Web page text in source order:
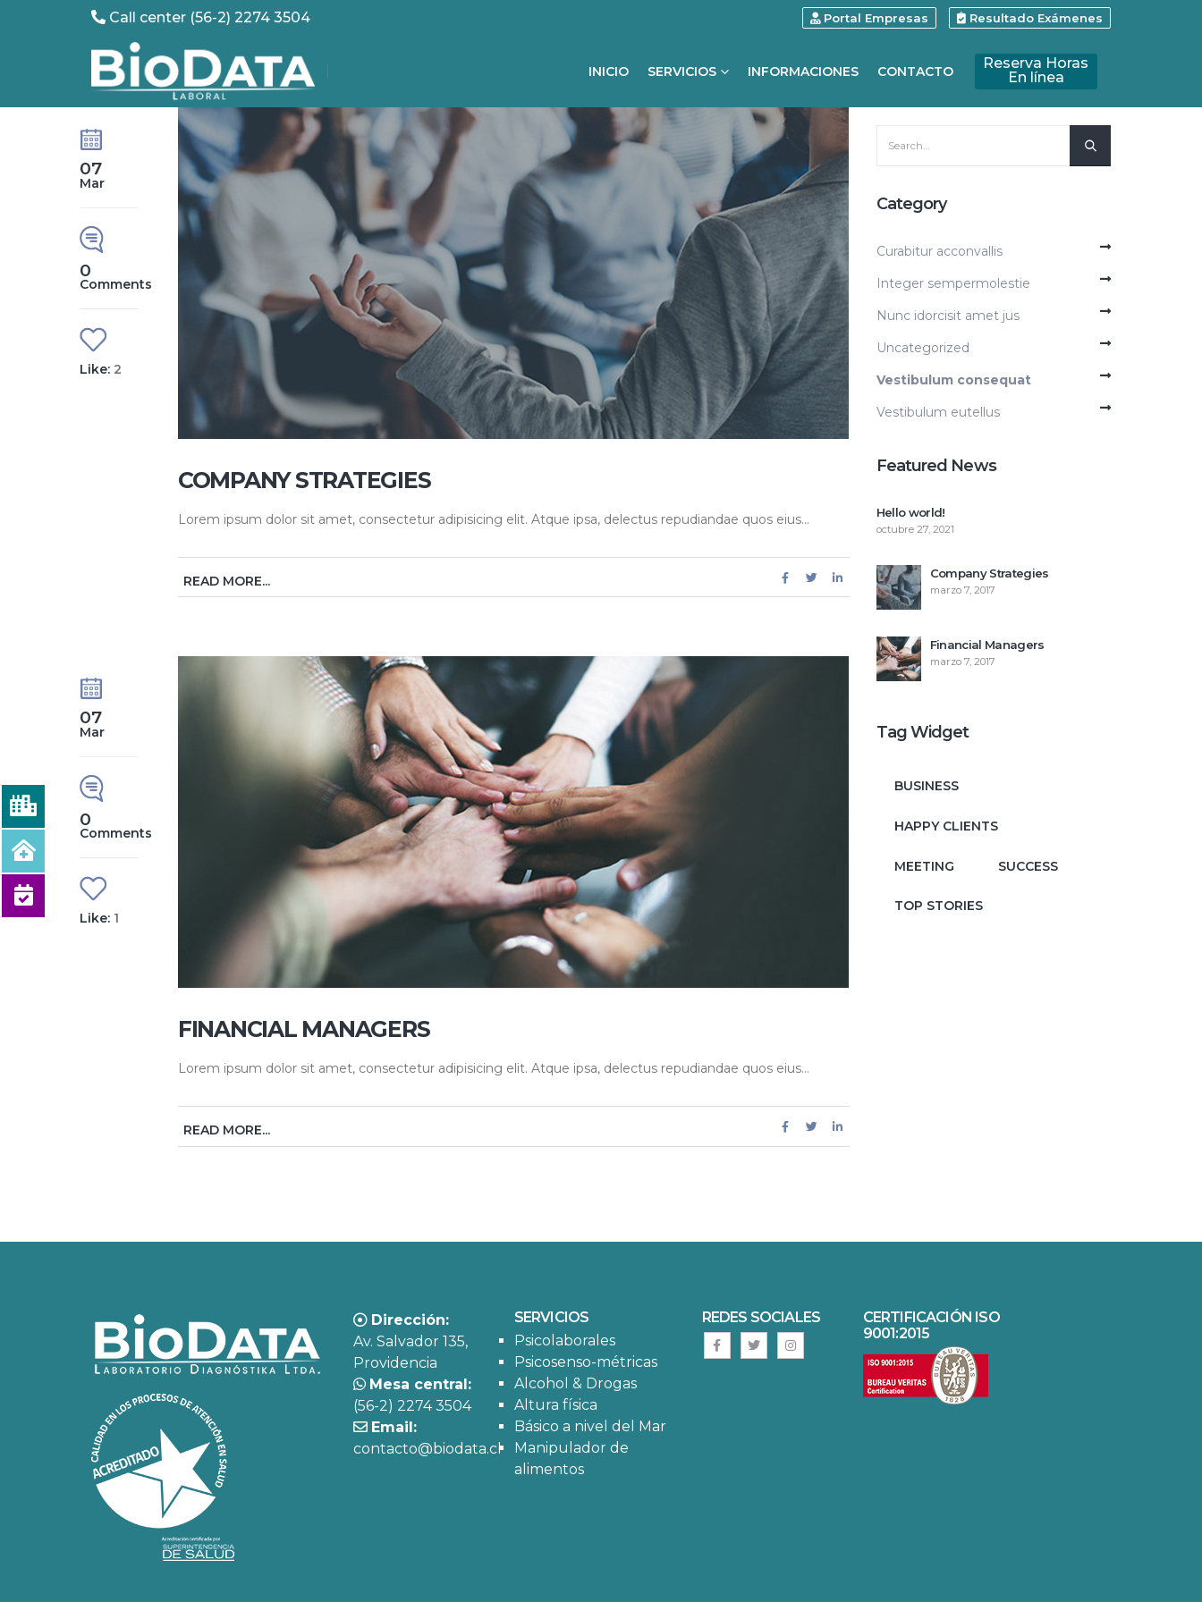
Call center (56-2) 2274 3504 Portal Empresas Resultado Exámenes
INICIO SERVICIOS INFORMACIONES CONTACTO
Reserva Horas
En línea
07
Mar
0
Comments
Like: 2
COMPANY STRATEGIES
Lorem ipsum dolor sit amet, consectetur adipisicing elit. Atque ipsa, delectus repudiandae quos eius...
READ MORE...
07
Mar
0
Comments
Like: 1
FINANCIAL MANAGERS
Lorem ipsum dolor sit amet, consectetur adipisicing elit. Atque ipsa, delectus repudiandae quos eius...
READ MORE...
Category
Curabitur acconvallis
Integer sempermolestie
Nunc idorcisit amet jus
Uncategorized
Vestibulum consequat
Vestibulum eutellus
Featured News
Hello world!
octubre 27, 2021
Company Strategies
marzo 7, 2017
Financial Managers
marzo 7, 2017
Tag Widget
BUSINESS
HAPPY CLIENTS
MEETING SUCCESS
TOP STORIES
Dirección:
Av. Salvador 135,
Providencia
Mesa central:
(56-2) 2274 3504
Email:
contacto@biodata.cl
SERVICIOS
Psicolaborales
Psicosenso-métricas
Alcohol & Drogas
Altura física
Básico a nivel del Mar
Manipulador de
alimentos
REDES SOCIALES
CERTIFICACIÓN ISO
9001:2015